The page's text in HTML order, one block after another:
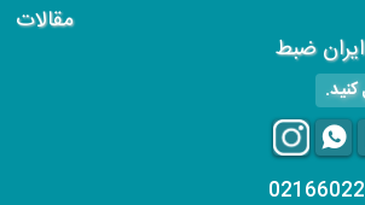
ایران ضبط
کنید.
مقالات